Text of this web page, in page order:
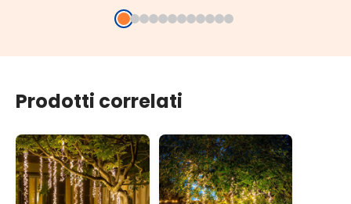
cavo nero
Prodotti correlati